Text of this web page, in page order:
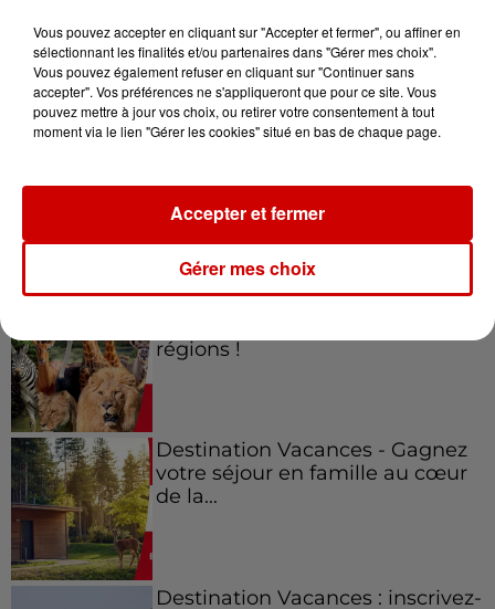
Jeux Voir plus
à Coulon !
Le Duel - Gagnez vos entrées
régions !
Destination Vacances - Gagnez
votre séjour en famille au cœur
de la...
Destination Vacances : inscrivez-
Vous pouvez accepter en cliquant sur "Accepter et fermer", ou affiner en
sélectionnant les finalités et/ou partenaires dans "Gérer mes choix".
Vous pouvez également refuser en cliquant sur "Continuer sans
accepter". Vos préférences ne s'appliqueront que pour ce site. Vous
pouvez mettre à jour vos choix, ou retirer votre consentement à tout
moment via le lien "Gérer les cookies" situé en bas de chaque page.
Gérer mes choix
Accepter et fermer